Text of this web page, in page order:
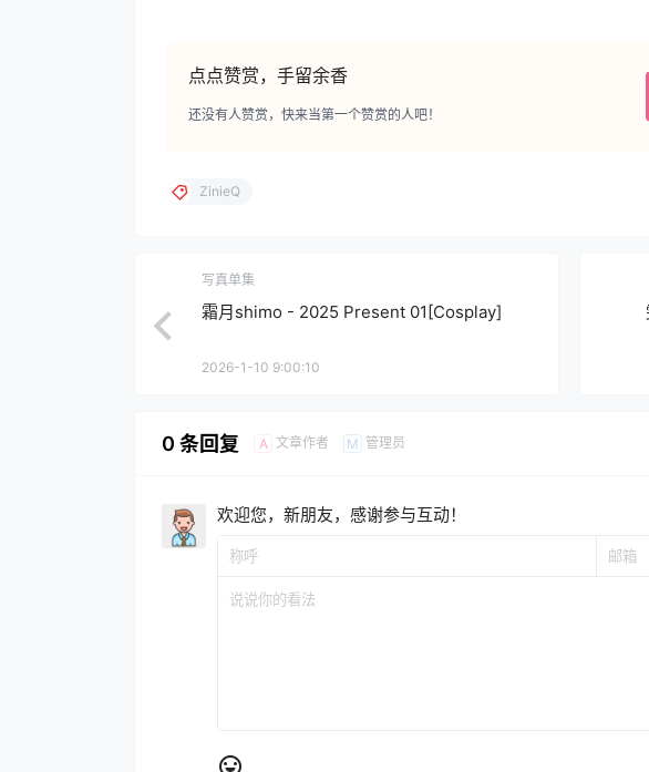
点点赞赏，手留余香
还没有人赞赏，快来当第一个赞赏的人吧！
ZinieQ
写真单集
霜月shimo - 2025 Present 01[Cosplay]
2026-1-10 9:00:10
0 条回复 A 文章作者 M 管理员
欢迎您，新朋友，感谢参与互动！